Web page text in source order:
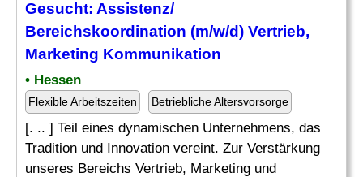
Gesucht: Assistenz/
Bereichskoordination (m/w/d) Vertrieb,
Marketing Kommunikation
• Hessen
Flexible Arbeitszeiten Betriebliche Altersvorsorge
[. .. ] Teil eines dynamischen Unternehmens, das
Tradition und Innovation vereint. Zur Verstärkung
unseres Bereichs Vertrieb, Marketing und